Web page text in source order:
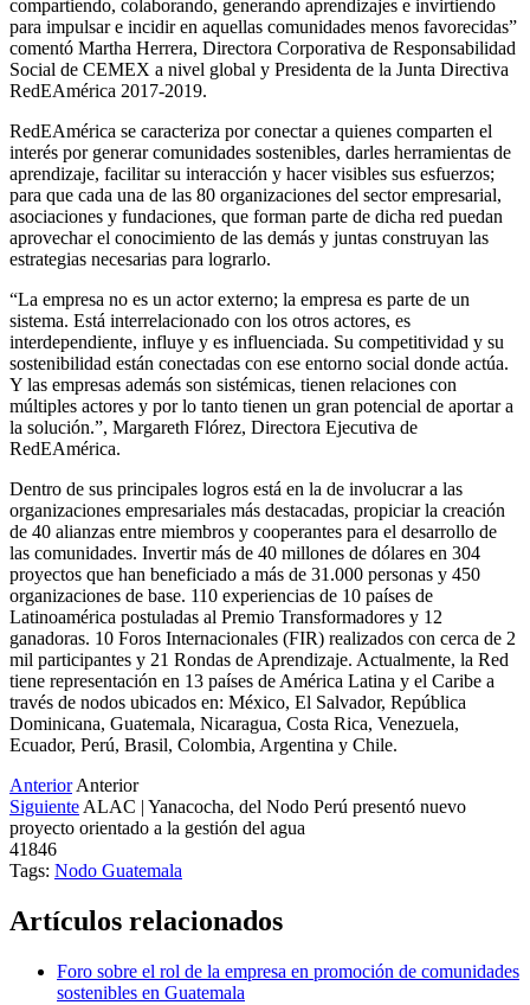
compartiendo, colaborando, generando aprendizajes e invirtiendo
para impulsar e incidir en aquellas comunidades menos favorecidas”
comentó Martha Herrera, Directora Corporativa de Responsabilidad
Social de CEMEX a nivel global y Presidenta de la Junta Directiva
RedEAmérica 2017-2019.
RedEAmérica se caracteriza por conectar a quienes comparten el
interés por generar comunidades sostenibles, darles herramientas de
aprendizaje, facilitar su interacción y hacer visibles sus esfuerzos;
para que cada una de las 80 organizaciones del sector empresarial,
asociaciones y fundaciones, que forman parte de dicha red puedan
aprovechar el conocimiento de las demás y juntas construyan las
estrategias necesarias para lograrlo.
“La empresa no es un actor externo; la empresa es parte de un
sistema. Está interrelacionado con los otros actores, es
interdependiente, influye y es influenciada. Su competitividad y su
sostenibilidad están conectadas con ese entorno social donde actúa.
Y las empresas además son sistémicas, tienen relaciones con
múltiples actores y por lo tanto tienen un gran potencial de aportar a
la solución.”, Margareth Flórez, Directora Ejecutiva de
RedEAmérica.
Dentro de sus principales logros está en la de involucrar a las
organizaciones empresariales más destacadas, propiciar la creación
de 40 alianzas entre miembros y cooperantes para el desarrollo de
las comunidades. Invertir más de 40 millones de dólares en 304
proyectos que han beneficiado a más de 31.000 personas y 450
organizaciones de base. 110 experiencias de 10 países de
Latinoamérica postuladas al Premio Transformadores y 12
ganadoras. 10 Foros Internacionales (FIR) realizados con cerca de 2
mil participantes y 21 Rondas de Aprendizaje. Actualmente, la Red
tiene representación en 13 países de América Latina y el Caribe a
través de nodos ubicados en: México, El Salvador, República
Dominicana, Guatemala, Nicaragua, Costa Rica, Venezuela,
Ecuador, Perú, Brasil, Colombia, Argentina y Chile.
Anterior Anterior
Siguiente ALAC | Yanacocha, del Nodo Perú presentó nuevo
proyecto orientado a la gestión del agua
41846
Tags: Nodo Guatemala
Artículos relacionados
Foro sobre el rol de la empresa en promoción de comunidades
sostenibles en Guatemala